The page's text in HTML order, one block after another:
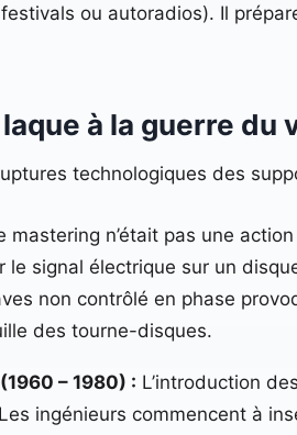
ou autoradios). Il
à la guerre du
technologiques des
mastering n’était pas une
le signal électrique sur un
non contrôlé en phase
des tourne-disques.
– 1980) : L’introduction
ingénieurs commencent à